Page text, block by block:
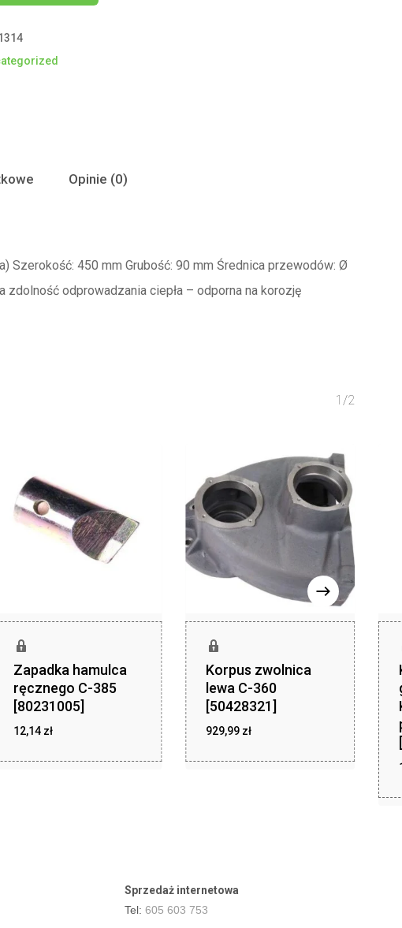
Opinie (0)
Szerokość: 450 mm Grubość: 90 mm Średnica przewodów: Ø
odprowadzania ciepła – odporna na korozję
1/2
Zapadka hamulca
ręcznego C-385
[80231005]
12,14 zł
Korpus zwolnica
lewa C-360
[50428321]
929,99 zł
Sprzedaż internetowa
Tel: 605 603 753